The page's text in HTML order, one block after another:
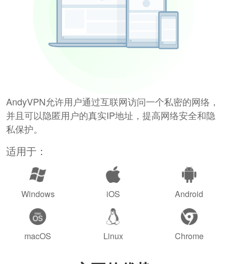
AndyVPN允许用户通过互联网访问一个私密的网络，
并且可以隐匿用户的真实IP地址，提高网络安全和隐
私保护。
适用于：
Windows iOS Android
macOS Linux Chrome